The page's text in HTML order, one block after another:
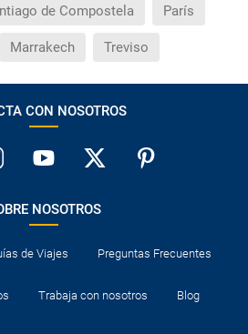
de Compostela París
Marrakech Treviso
CON NOSOTROS
NOSOTROS
de Viajes Preguntas Frecuentes
Trabaja con nosotros Blog